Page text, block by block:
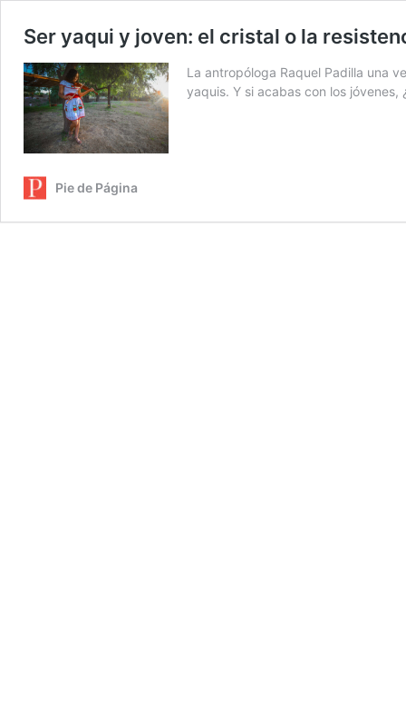
Ser yaqui y joven: el cristal o la
La antropóloga Raquel Padilla una
yaquis. Y si acabas con los
Pie de Página